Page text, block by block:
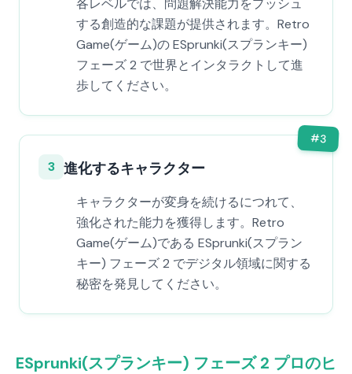
各レベルでは、問題解決能力をプッシュ
する創造的な課題が提供されます。Retro
Game(ゲーム)の ESprunki(スプランキー)
フェーズ 2 で世界とインタラクトして進
歩してください。
#3
3 進化するキャラクター
キャラクターが変身を続けるにつれて、
強化された能力を獲得します。Retro
Game(ゲーム)である ESprunki(スプラン
キー) フェーズ 2 でデジタル領域に関する
秘密を発見してください。
ESprunki(スプランキー) フェーズ 2 プロのヒ